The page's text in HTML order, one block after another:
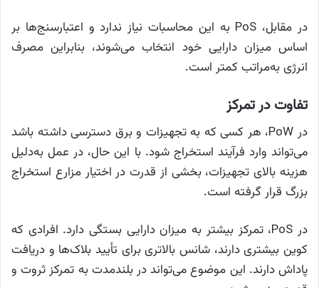
در مقابل، PoS به این محاسبات نیاز ندارد و اعتبارسنج‌ها بر
اساس میزان دارایی خود انتخاب می‌شوند، بنابراین مصرف
انرژی به‌مراتب کمتر است.
تفاوت در تمرکز
در PoW، هر کسی که به تجهیزات و برق دسترسی داشته باشد
می‌تواند وارد فرآیند استخراج شود. با این حال، در عمل به‌دلیل
هزینه بالای تجهیزات، بخشی از قدرت در اختیار مزارع استخراج
بزرگ قرار گرفته است.
در PoS، تمرکز بیشتر به میزان دارایی بستگی دارد. افرادی که
کوین بیشتری دارند، شانس بالاتری برای تأیید بلاک‌ها و دریافت
پاداش دارند. این موضوع می‌تواند در بلندمدت به تمرکز ثروت و